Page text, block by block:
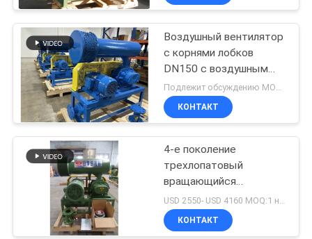
Воздушный вентилятор
с корнями лобков
DN150 с воздушным
охлаждением,
вентилятор с
вертикальными
Подлежит обсуждению MOQ:1 комплект
КОНТАКТ
4-е поколение
трехлопатовый
вращающийся
вентилятор DN125
BK6008
КОНТАКТ